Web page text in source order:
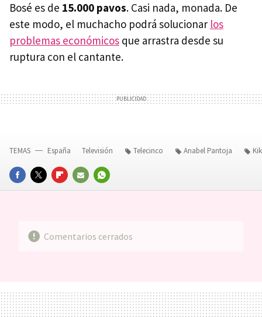
Bosé es de 15.000 pavos. Casi nada, monada. De
este modo, el muchacho podrá solucionar los
problemas económicos que arrastra desde su
ruptura con el cantante.
FACEBOOKTWITTERFLIPBOARD
E-
WHATSAPP
TEMAS España Televisión Telecinco Anabel Pantoja
Comentarios cerrados